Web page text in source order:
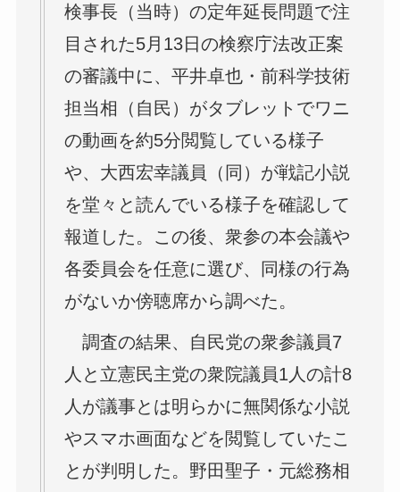
検事長（当時）の定年延長問題で注
目された5月13日の検察庁法改正案
の審議中に、平井卓也・前科学技術
担当相（自民）がタブレットでワニ
の動画を約5分閲覧している様子
や、大西宏幸議員（同）が戦記小説
を堂々と読んでいる様子を確認して
報道した。この後、衆参の本会議や
各委員会を任意に選び、同様の行為
がないか傍聴席から調べた。
調査の結果、自民党の衆参議員7
人と立憲民主党の衆院議員1人の計8
人が議事とは明らかに無関係な小説
やスマホ画面などを閲覧していたこ
とが判明した。野田聖子・元総務相